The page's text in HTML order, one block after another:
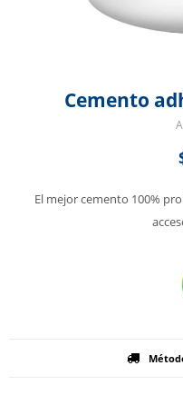
Cemento
El mejor cemento 100%